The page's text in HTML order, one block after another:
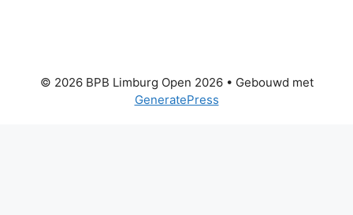
© 2026 BPB Limburg Open 2026• Gebouwd met
GeneratePress